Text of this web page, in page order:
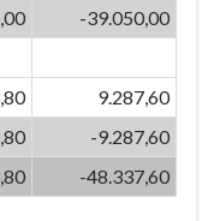
-39.050,00
9.287,60
-9.287,60
-48.337,60